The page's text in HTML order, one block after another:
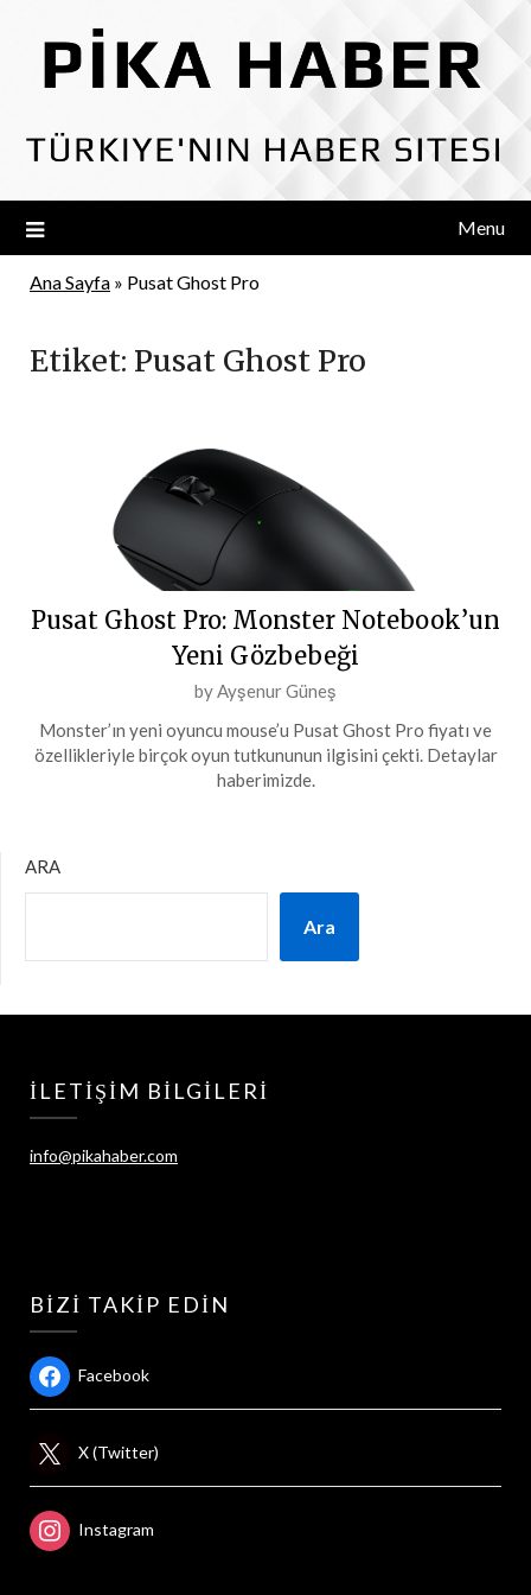
content
Menu
Ana Sayfa » Pusat Ghost Pro
Etiket: Pusat Ghost Pro
Pusat Ghost Pro: Monster Notebook’un
Yeni Gözbebeği
Posted
29
Ağustos
byAyşenur Güneş
Monster’ın yeni oyuncu mouse’u Pusat Ghost Pro fiyatı ve
özellikleriyle birçok oyun tutkununun ilgisini çekti. Detaylar
haberimizde.
ARA
Ara
İLETIŞIM BILGILERI
info@pikahaber.com
BIZI TAKIP EDIN
Facebook
X (Twitter)
Instagram